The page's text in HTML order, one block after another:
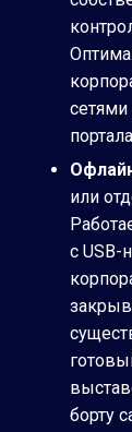
или
с USB-
борту